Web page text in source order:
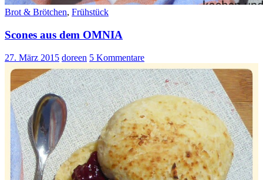
Brot & Brötchen, Frühstück
Scones aus dem OMNIA
27. März 2015 doreen 5 Kommentare